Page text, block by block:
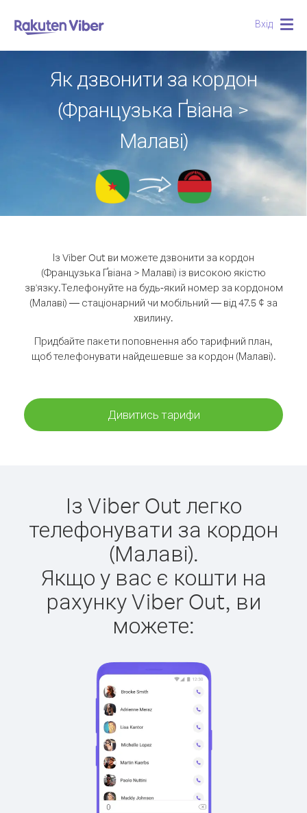
Вхід
Як дзвонити за кордон
(Французька Ґвіана >
Малаві)
Із Viber Out ви можете дзвонити за кордон
(Французька Ґвіана > Малаві) із високою якістю
зв'язку.Телефонуйте на будь-який номер за кордоном
(Малаві) — стаціонарний чи мобільний — від 47.5 ¢ за
хвилину.
Придбайте пакети поповнення або тарифний план,
щоб телефонувати найдешевше за кордон (Малаві).
Дивитись тарифи
Із Viber Out легко
телефонувати за кордон
(Малаві).
Якщо у вас є кошти на
рахунку Viber Out, ви
можете: